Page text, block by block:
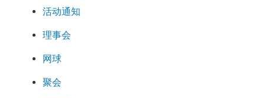
活动通知
理事会
网球
聚会